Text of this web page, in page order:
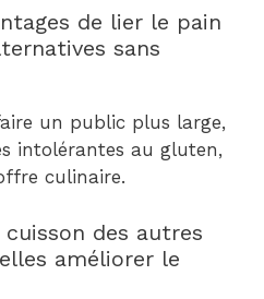
de lier le pain
sans
un public plus large,
intolérantes au gluten,
culinaire.
des autres
améliorer le